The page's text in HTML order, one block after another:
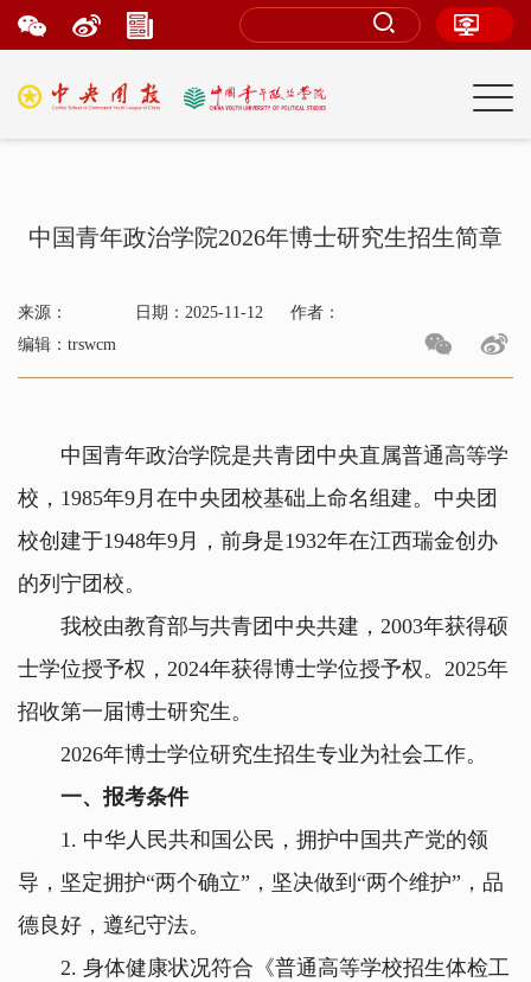
中国青年政治学院2026年博士研究生招生简章
来源： 日期：2025-11-12
作者：
编辑：trswcm
中国青年政治学院是共青团中央直属普通高等学
校， 1985年9月在中央团校基础上命名组建。中央团
校创建于1948年9月，前身是1932年在江西瑞金创办
的列宁团校。
我校由教育部与共青团中央共建， 2003年获得硕
士学位授予权， 2024年获得博士学位授予权。 2025年
招收第一届博士研究生。
2026年博士学位研究生招生专业为社会工作。
一、报考条件
1. 中华人民共和国公民，拥护中国共产党的领
导，坚定拥护“两个确立” ，坚决做到 “两个维护” ，品
德良好，遵纪守法。
2. 身体健康状况符合《普通高等学校招生体检工